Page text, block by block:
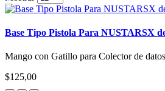
Base Tipo Pistola Para NUSTARSX
Mango con Gatillo para Colector de
$125,00